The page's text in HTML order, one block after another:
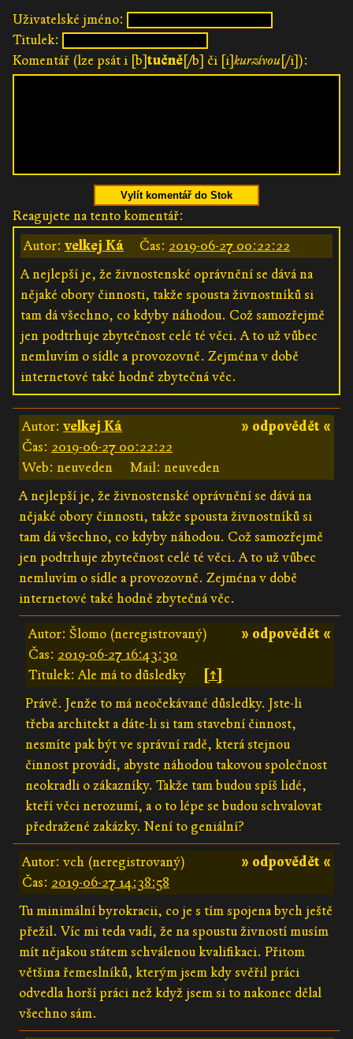
Uživatelské jméno:
Titulek:
Komentář (lze psát i [b]tučně[/b] či [i]kurzívou[/i]):
Vylít komentář do Stok
Reagujete na tento komentář:
Autor: velkej Ká Čas: 2019-06-27 00:22:22
A nejlepší je, že živnostenské oprávnění se dává na
nějaké obory činnosti, takže spousta živnostníků si
tam dá všechno, co kdyby náhodou. Což samozřejmě
jen podtrhuje zbytečnost celé té věci. A to už vůbec
nemluvím o sídle a provozovně. Zejména v době
internetové také hodně zbytečná věc.
» odpovědět «
Autor: velkej Ká
Čas: 2019-06-27 00:22:22
Web: neuveden
Mail: neuveden
A nejlepší je, že živnostenské oprávnění se dává na
nějaké obory činnosti, takže spousta živnostníků si
tam dá všechno, co kdyby náhodou. Což samozřejmě
jen podtrhuje zbytečnost celé té věci. A to už vůbec
nemluvím o sídle a provozovně. Zejména v době
internetové také hodně zbytečná věc.
» odpovědět «
Autor: Šlomo (neregistrovaný)
Čas: 2019-06-27 16:43:30
Titulek: Ale má to důsledky
[↑]
Právě. Jenže to má neočekávané důsledky. Jste-li
třeba architekt a dáte-li si tam stavební činnost,
nesmíte pak být ve správní radě, která stejnou
činnost provádí, abyste náhodou takovou společnost
neokradli o zákazníky. Takže tam budou spíš lidé,
kteří věci nerozumí, a o to lépe se budou schvalovat
předražené zakázky. Není to geniální?
» odpovědět «
Autor: vch (neregistrovaný)
Čas: 2019-06-27 14:38:58
Tu minimální byrokracii, co je s tím spojena bych ještě
přežil. Víc mi teda vadí, že na spoustu živností musím
mít nějakou státem schválenou kvalifikaci. Přitom
většina řemeslníků, kterým jsem kdy svěřil práci
odvedla horší práci než když jsem si to nakonec dělal
všechno sám.